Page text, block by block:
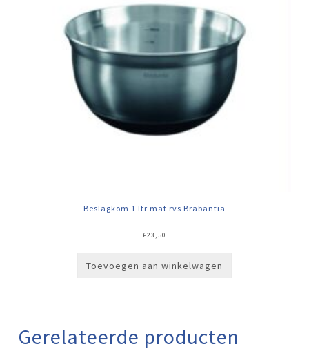
Beslagkom 1 ltr mat rvs Brabantia
€23,50
Toevoegen aan winkelwagen
Gerelateerde producten